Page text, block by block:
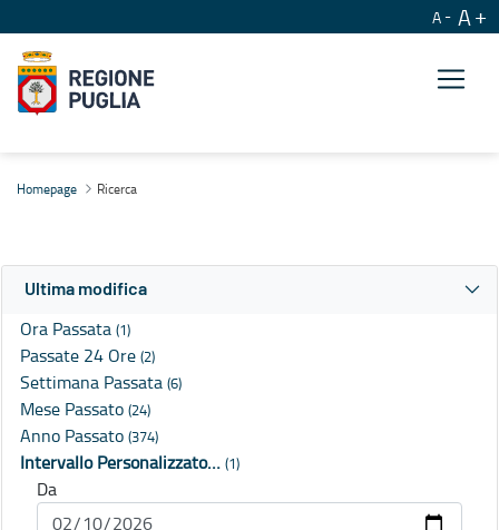
A A
Homepage Ricerca
Ultima modifica
Ora Passata (1)
Passate 24 Ore (2)
Settimana Passata (6)
Mese Passato (24)
Anno Passato (374)
Intervallo Personalizzato… (1)
Da